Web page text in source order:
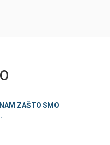
ZAŠTO SMO